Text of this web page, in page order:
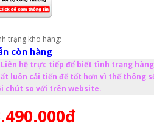
trạng kho hàng:
còn hàng
Liên hệ trực tiếp để biết tình trạng hàng
luôn cải tiến để tốt hơn vì thế thông
chút so với trên website.